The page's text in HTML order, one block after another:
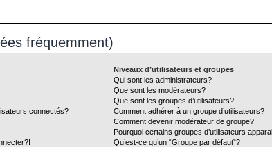
fréquemment)
connectés?
Niveaux d’utilisateurs et groupes
Qui sont les administrateurs?
Que sont les modérateurs?
Que sont les groupes d’utilisateurs?
Comment adhérer à un groupe d’utilisateurs?
Comment devenir modérateur de groupe?
Pourquoi certains groupes d’utilisateurs
Qu’est-ce qu’un “Groupe par défaut”?